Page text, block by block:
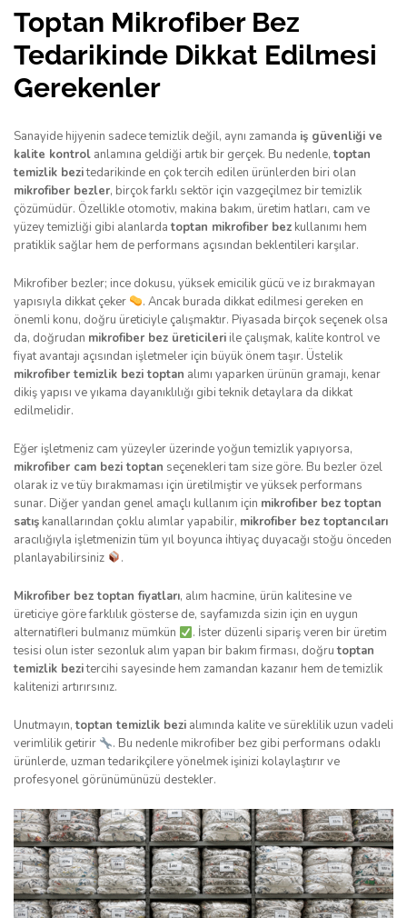
Toptan Mikrofiber Bez
Tedarikinde Dikkat Edilmesi
Gerekenler
Sanayide hijyenin sadece temizlik değil, aynı zamanda iş güvenliği ve
kalite kontrol anlamına geldiği artık bir gerçek. Bu nedenle,toptan
temizlik bezitedarikinde en çok tercih edilen ürünlerden biri olan
mikrofiber bezler, birçok farklı sektör için vazgeçilmez bir temizlik
çözümüdür. Özellikle otomotiv, makina bakım, üretim hatları, cam ve
yüzey temizliği gibi alanlardatoptan mikrofiber bez kullanımı hem
pratiklik sağlar hem de performans açısından beklentileri karşılar.
Mikrofiber bezler; ince dokusu, yüksek emicilik gücü ve iz bırakmayan
yapısıyla dikkat çeker
. Ancak burada dikkat edilmesi gereken en
önemli konu, doğru üreticiyle çalışmaktır. Piyasada birçok seçenek olsa
da, doğrudan mikrofiber bez üreticileri ile çalışmak, kalite kontrol ve
fiyat avantajı açısından işletmeler için büyük önem taşır. Üstelik
mikrofiber temizlik bezi toptan alımı yaparken ürünün gramajı, kenar
dikiş yapısı ve yıkama dayanıklılığı gibi teknik detaylara da dikkat
edilmelidir.
Eğer işletmeniz cam yüzeyler üzerinde yoğun temizlik yapıyorsa,
mikrofiber cam bezi toptan seçenekleri tam size göre. Bu bezler özel
olarak iz ve tüy bırakmaması için üretilmiştir ve yüksek performans
sunar. Diğer yandan genel amaçlı kullanım için mikrofiber bez toptan
satış kanallarından çoklu alımlar yapabilir, mikrofiber bez toptancıları
aracılığıyla işletmenizin tüm yıl boyunca ihtiyaç duyacağı stoğu önceden
planlayabilirsiniz
.
Mikrofiber bez toptan fiyatları, alım hacmine, ürün kalitesine ve
üreticiye göre farklılık gösterse de, sayfamızda sizin için en uygun
alternatifleri bulmanız mümkün
. İster düzenli sipariş veren bir üretim
tesisi olun ister sezonluk alım yapan bir bakım firması, doğrutoptan
temizlik bezitercihi sayesinde hem zamandan kazanır hem de temizlik
kalitenizi artırırsınız.
Unutmayın,toptan temizlik bezi alımında kalite ve süreklilik uzun vadeli
verimlilik getirir
. Bu nedenle mikrofiber bez gibi performans odaklı
ürünlerde, uzman tedarikçilere yönelmek işinizi kolaylaştırır ve
profesyonel görünümünüzü destekler.